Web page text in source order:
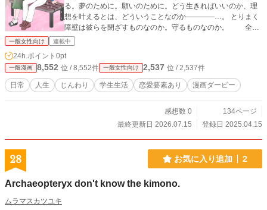
る。夢のために。願いのために。どう生きればいいのか、理
想を叶えるとは、どういうことなのか――――…。 とりまく
障壁は彼らを閉ざすものなのか。守るものなのか。 全て
は、神のみぞ知る。
一般女性向け 連載中
24h.ポイント 0pt
一般漫画 8,552 位 / 8,552件 一般女性向け 2,537 位 / 2,537件
日常 人生 じんわり 学生生活 恋愛要素あり 漫画ダービー
感想数 0
134ページ
最終更新日 2026.07.15
登録日 2025.04.15
28 お気に入り追加 2
Archaeopteryx don't know the kimono.
ムラマスカツユキ